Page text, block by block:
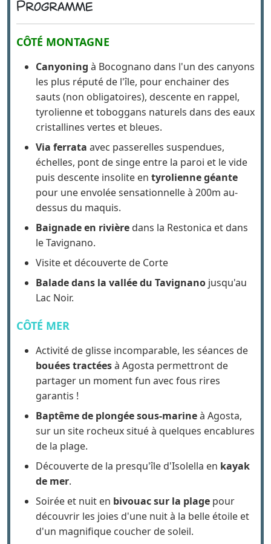
Programme
Canyoningà Bocognano dans l'un des canyons
les plus réputé de l'île, pour enchainer des
sauts (non obligatoires), descente en rappel,
tyrolienne et toboggans naturels dans des eaux
Via ferrataavec passerelles suspendues,
échelles, pont de singe entre la paroi et le vide
puis descente insolite entyrolienne géante
pour une envolée sensationnelle à 200m au-
Baignade en rivière
Balade dans la vallée du Tavignano
Activité de glisse incomparable, les séances de
bouées tractéesà Agosta permettront de
partager un moment fun avec fous rires
Baptême de plongée sous-marineà Agosta,
sur un site rocheux situé à quelques encablures
Découverte de la presqu'île d'Isolella en
Soirée et nuit enbivouac sur la plage pour
découvrir les joies d'une nuit à la belle étoile et